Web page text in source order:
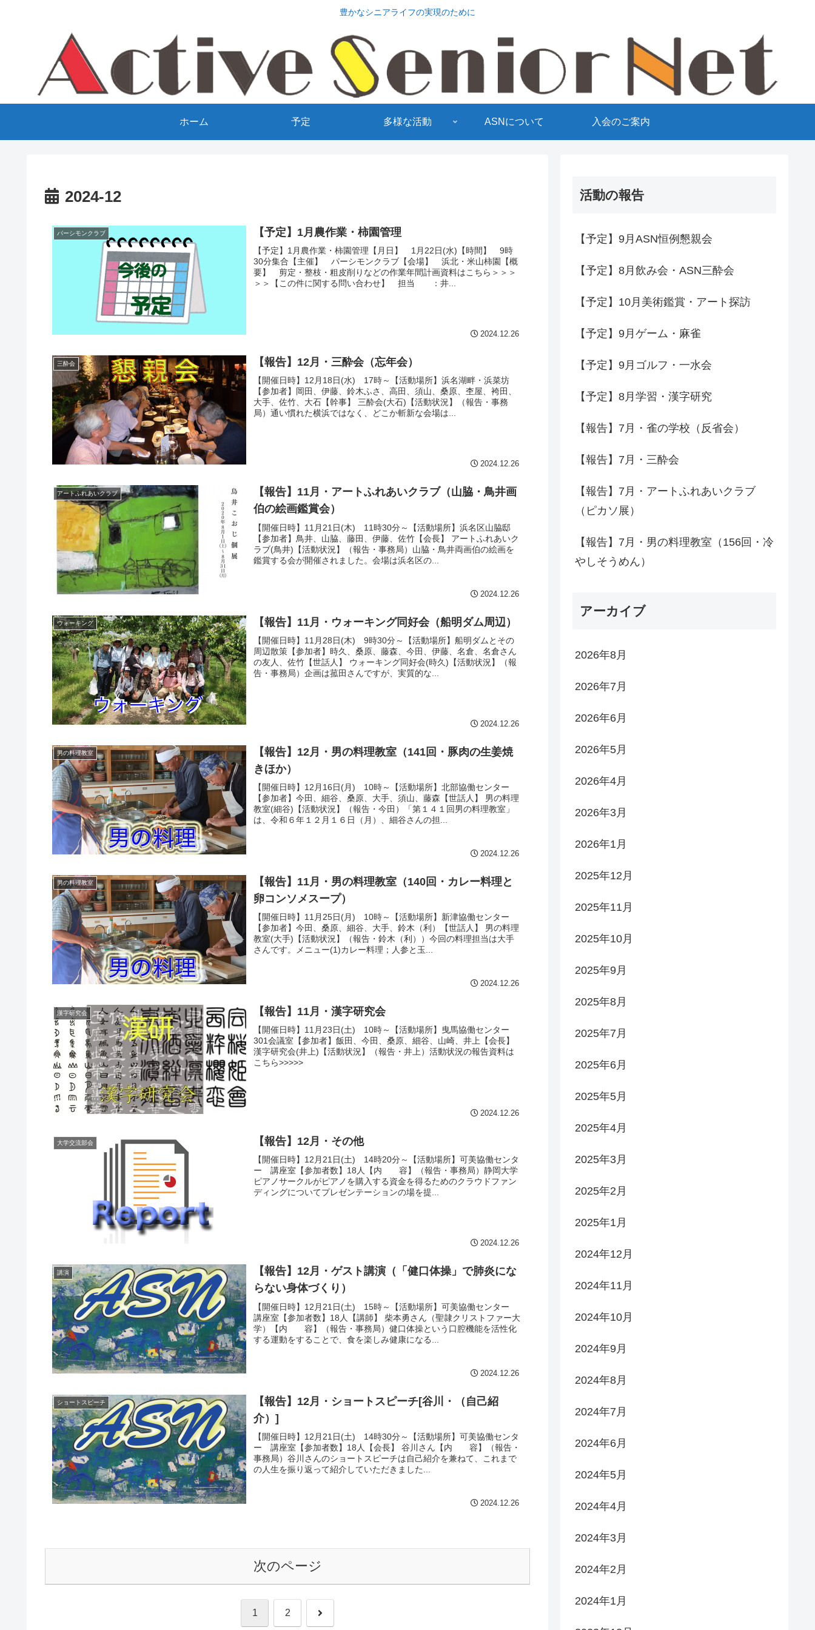
豊かなシニアライフの実現のために
ホーム 予定 多様な活動 ASNについて 入会のご案内
2024-12
パーシモンクラブ 【予定】1月農作業・柿園管理
【予定】1月農作業・柿園管理【月日】 1月22日(水)【時間】 9時
30分集合【主催】 パーシモンクラブ【会場】 浜北・米山柿園【概
要】 剪定・整枝・粗皮削りなどの作業年間計画資料はこちら＞＞＞
＞＞【この件に関する問い合わせ】 担当 ：井...
2024.12.26
三酔会 【報告】12月・三酔会（忘年会）
【開催日時】12月18日(水) 17時～【活動場所】浜名湖畔・浜菜坊
【参加者】岡田、伊藤、鈴木ふさ、高田、須山、桑原、杢屋、袴田、
大手、佐竹、大石【幹事】 三酔会(大石)【活動状況】（報告・事務
局）通い慣れた横浜ではなく、どこか斬新な会場は...
2024.12.26
アートふれあいクラブ
【報告】11月・アートふれあいクラブ（山脇・鳥井画
伯の絵画鑑賞会）
【開催日時】11月21日(木) 11時30分～【活動場所】浜名区山脇邸
【参加者】鳥井、山脇、藤田、伊藤、佐竹【会長】 アートふれあいク
ラブ(鳥井)【活動状況】（報告・事務局）山脇・鳥井両画伯の絵画を
鑑賞する会が開催されました。会場は浜名区の...
2024.12.26
ウォーキング 【報告】11月・ウォーキング同好会（船明ダム周辺）
【開催日時】11月28日(木) 9時30分～【活動場所】船明ダムとその
周辺散策【参加者】時久、桑原、藤森、今田、伊藤、名倉、名倉さん
の友人、佐竹【世話人】 ウォーキング同好会(時久)【活動状況】（報
告・事務局）企画は菰田さんですが、実質的な...
2024.12.26
男の料理教室
【報告】12月・男の料理教室（141回・豚肉の生姜焼
きほか）
【開催日時】12月16日(月) 10時～【活動場所】北部協働センター
【参加者】今田、細谷、桑原、大手、須山、藤森【世話人】 男の料理
教室(細谷)【活動状況】（報告・今田）「第１４１回男の料理教室」
は、令和６年１２月１６日（月）、細谷さんの担...
2024.12.26
男の料理教室
【報告】11月・男の料理教室（140回・カレー料理と
卵コンソメスープ）
【開催日時】11月25日(月) 10時～【活動場所】新津協働センター
【参加者】今田、桑原、細谷、大手、鈴木（利）【世話人】 男の料理
教室(大手)【活動状況】（報告・鈴木（利））今回の料理担当は大手
さんです。メニュー(1)カレー料理；人参と玉...
2024.12.26
漢字研究会 【報告】11月・漢字研究会
【開催日時】11月23日(土) 10時～【活動場所】曳馬協働センター
301会議室【参加者】飯田、今田、桑原、細谷、山崎、井上【会長】
漢字研究会(井上)【活動状況】（報告・井上）活動状況の報告資料は
こちら>>>>>
2024.12.26
大学交流部会 【報告】12月・その他
【開催日時】12月21日(土) 14時20分～【活動場所】可美協働センタ
ー 講座室【参加者数】18人【内 容】（報告・事務局）静岡大学
ピアノサークルがピアノを購入する資金を得るためのクラウドファン
ディングについてプレゼンテーションの場を提...
2024.12.26
講演
【報告】12月・ゲスト講演（「健口体操」で肺炎にな
らない身体づくり）
【開催日時】12月21日(土) 15時～【活動場所】可美協働センター
講座室【参加者数】18人【講師】 柴本勇さん（聖隷クリストファー大
学）【内 容】（報告・事務局）健口体操という口腔機能を活性化
する運動をすることで、食を楽しみ健康になる...
2024.12.26
ショートスピーチ
【報告】12月・ショートスピーチ[谷川・（自己紹
介）]
【開催日時】12月21日(土) 14時30分～【活動場所】可美協働センタ
ー 講座室【参加者数】18人【会長】 谷川さん【内 容】（報告・
事務局）谷川さんのショートスピーチは自己紹介を兼ねて、これまで
の人生を振り返って紹介していただきました...
2024.12.26
次のページ
1 2 次
活動の報告
【予定】9月ASN恒例懇親会
【予定】8月飲み会・ASN三酔会
【予定】10月美術鑑賞・アート探訪
【予定】9月ゲーム・麻雀
【予定】9月ゴルフ・一水会
【予定】8月学習・漢字研究
【報告】7月・雀の学校（反省会）
【報告】7月・三酔会
【報告】7月・アートふれあいクラブ
（ピカソ展）
【報告】7月・男の料理教室（156回・冷
やしそうめん）
アーカイブ
2026年8月
2026年7月
2026年6月
2026年5月
2026年4月
2026年3月
2026年1月
2025年12月
2025年11月
2025年10月
2025年9月
2025年8月
2025年7月
2025年6月
2025年5月
2025年4月
2025年3月
2025年2月
2025年1月
2024年12月
2024年11月
2024年10月
2024年9月
2024年8月
2024年7月
2024年6月
2024年5月
2024年4月
2024年3月
2024年2月
2024年1月